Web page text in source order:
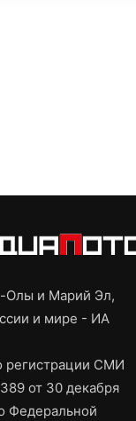
Олы и Марий Эл,
и мире - ИА
регистрации СМИ
от 30 декабря
Федеральной